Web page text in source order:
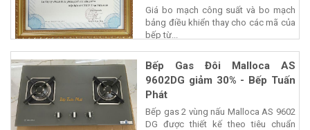
Giá bo mạch công suất và bo mạch
bảng điều khiển thay cho các mã của
bếp từ...
Bếp Gas Đôi Malloca AS
9602DG giảm 30% - Bếp Tuấn
Phát
Bếp gas 2 vùng nấu Malloca AS 9602
DG được thiết kế theo tiêu chuẩn